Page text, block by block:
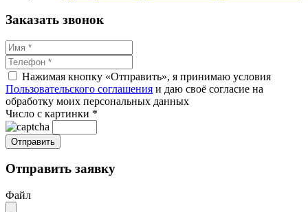
Заказать звонок
Нажимая кнопку «Отправить», я принимаю условия
Пользовательского соглашения и даю своё согласие на
обработку моих персональных данных
Число с картинки *
Отправить заявку
Файл